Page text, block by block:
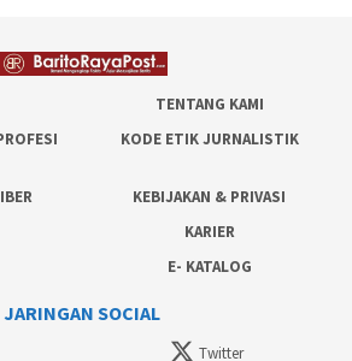
TENTANG KAMI
KODE ETIK JURNALISTIK
KEBIJAKAN & PRIVASI
KARIER
E- KATALOG
JARINGAN SOCIAL
Twitter